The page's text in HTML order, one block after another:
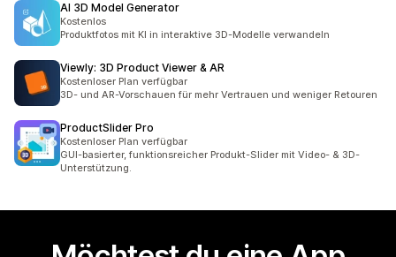
AI 3D Model Generator
Kostenlos
Produktfotos mit KI in interaktive 3D-Modelle verwandeln
Viewly: 3D Product Viewer & AR
Kostenloser Plan verfügbar
3D- und AR-Vorschauen für mehr Vertrauen und weniger Retouren
ProductSlider Pro
Kostenloser Plan verfügbar
GUI-basierter, funktionsreicher Produkt-Slider mit Video- & 3D-
Unterstützung.